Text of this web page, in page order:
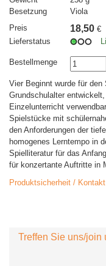
Besetzung
Viola
Preis
18,50 €
Lieferstatus
Bestellmenge
Vier Beginnt wurde für
Grundschulalter
Einzelunterricht
Spielstücke mit
den Anforderungen der
homogenes Lerntempo in
Spielliteratur für das
für konzertante Auftritte in
Produktsicherheit / Kontakt
Treffen Sie uns/join